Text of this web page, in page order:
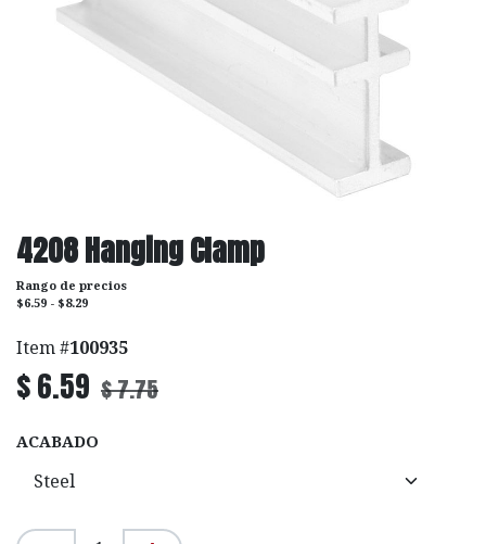
4208 Hanging Clamp
Rango de precios
$6.59 - $8.29
Item #100935
$6.59 $7.75
ACABADO